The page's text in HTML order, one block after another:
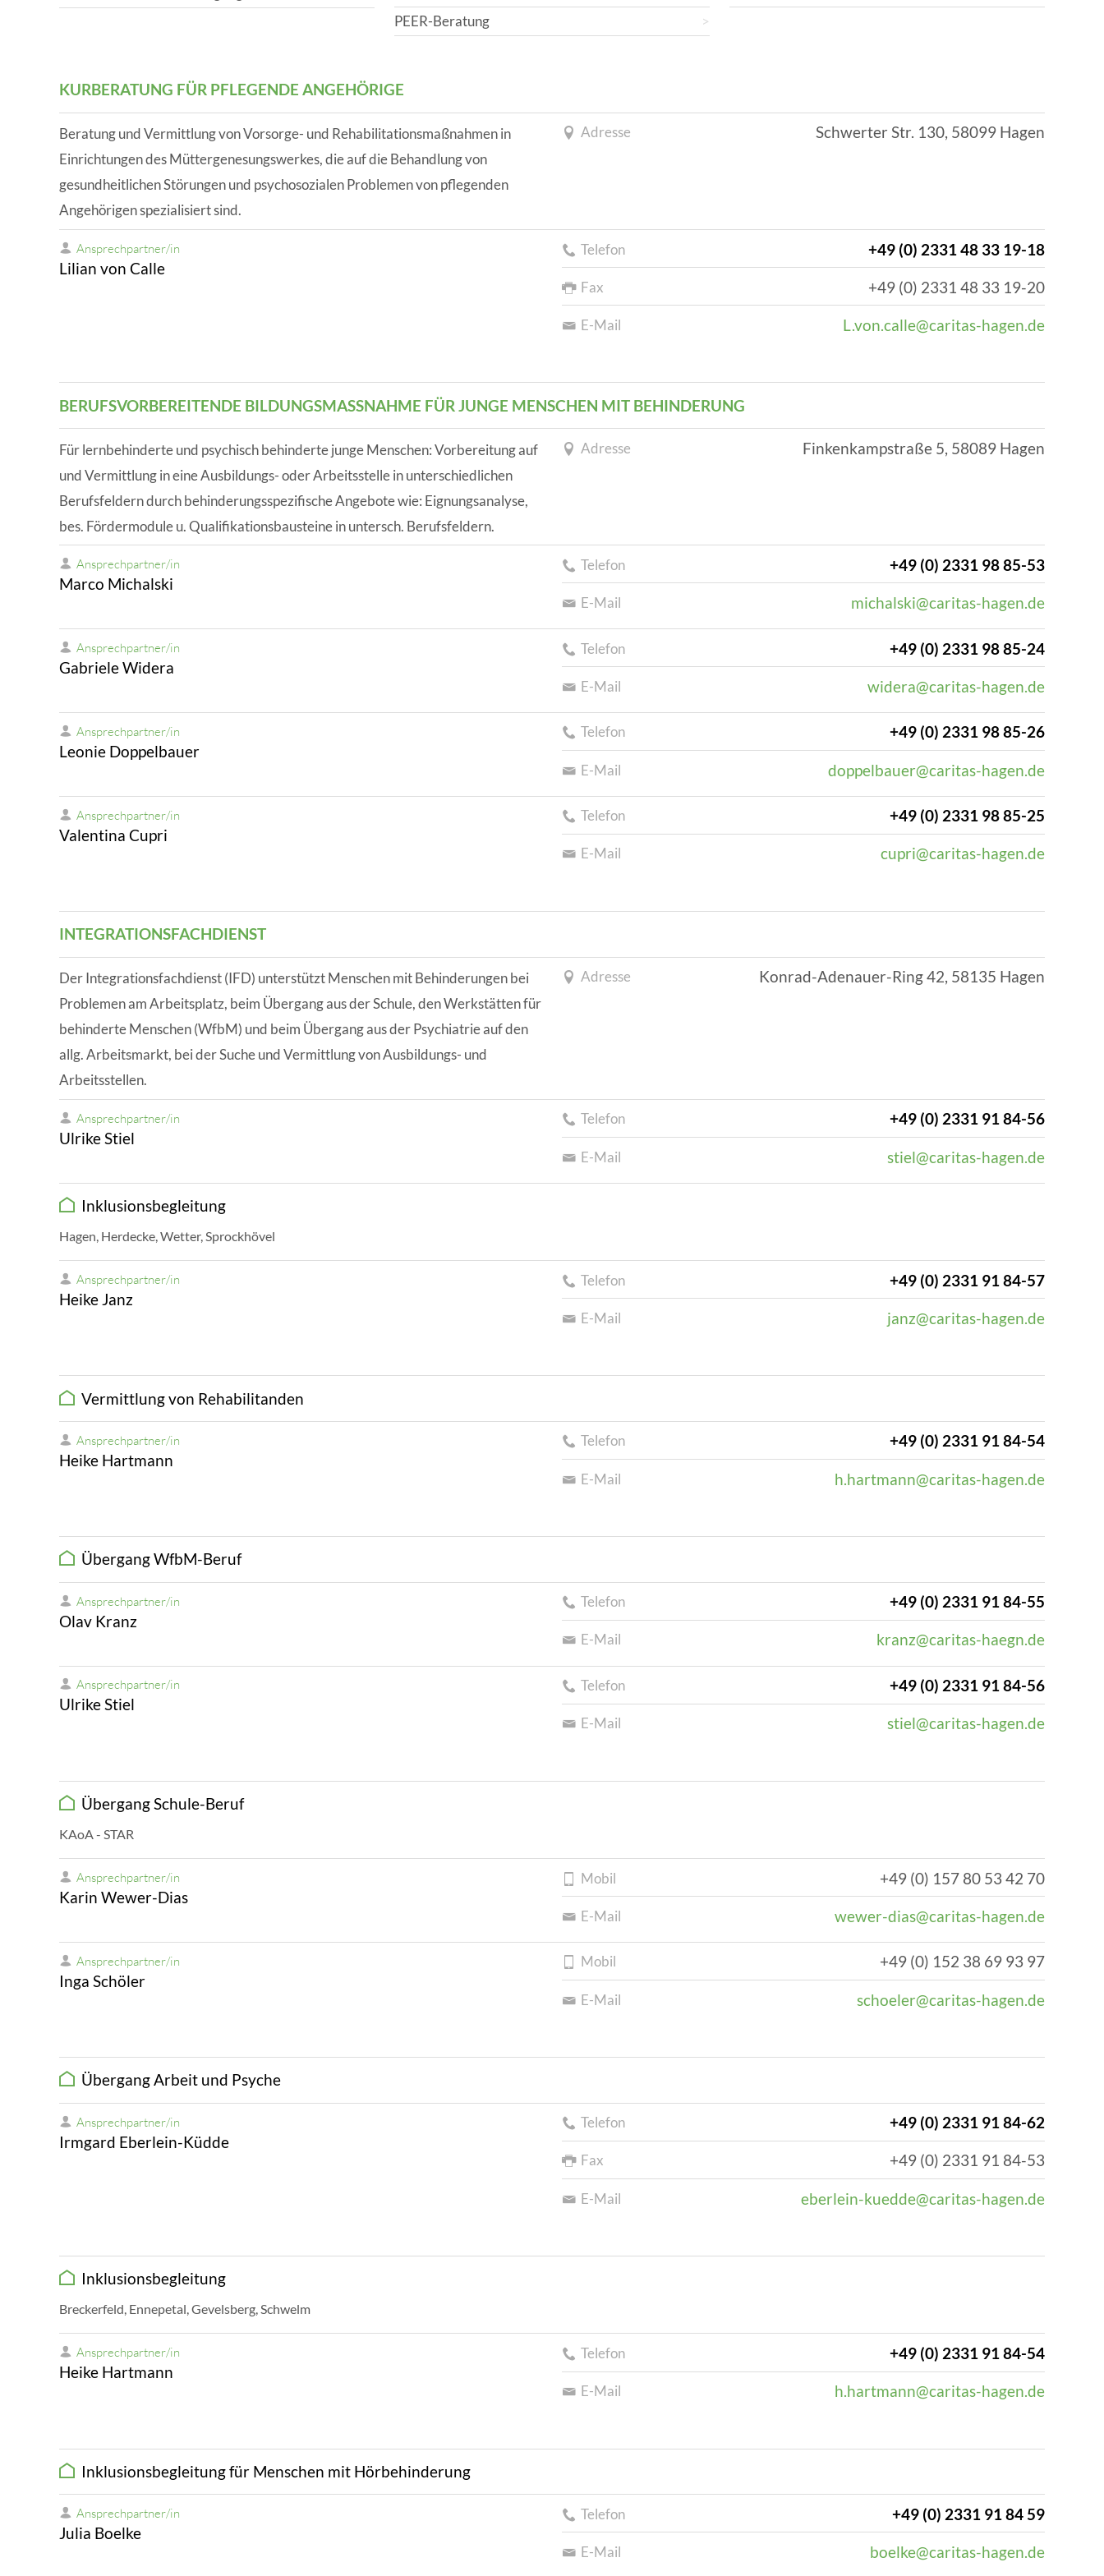
ANGESCHLOSSENE UNTERNEHMEN | FACHVERBÄNDE
PEER-Beratung
KURBERATUNG FÜR PFLEGENDE ANGEHÖRIGE
Beratung und Vermittlung von Vorsorge- und Rehabilitationsmaßnahmen in
Einrichtungen des Müttergenesungswerkes, die auf die Behandlung von
gesundheitlichen Störungen und psychosozialen Problemen von pflegenden
Angehörigen spezialisiert sind.
Adresse Schwerter Str. 130, 58099 Hagen
Ansprechpartner/in
Lilian von Calle
Telefon +49 (0) 2331 48 33 19-18
Fax +49 (0) 2331 48 33 19-20
E-Mail L.von.calle@caritas-hagen.de
BERUFSVORBEREITENDE BILDUNGSMASSNAHME FÜR JUNGE MENSCHEN MIT BEHINDERUNG
Für lernbehinderte und psychisch behinderte junge Menschen: Vorbereitung auf
und Vermittlung in eine Ausbildungs- oder Arbeitsstelle in unterschiedlichen
Berufsfeldern durch behinderungsspezifische Angebote wie: Eignungsanalyse,
bes. Fördermodule u. Qualifikationsbausteine in untersch. Berufsfeldern.
Adresse Finkenkampstraße 5, 58089 Hagen
Ansprechpartner/in
Marco Michalski
Telefon +49 (0) 2331 98 85-53
E-Mail michalski@caritas-hagen.de
Ansprechpartner/in
Gabriele Widera
Telefon +49 (0) 2331 98 85-24
E-Mail widera@caritas-hagen.de
Ansprechpartner/in
Leonie Doppelbauer
Telefon +49 (0) 2331 98 85-26
E-Mail doppelbauer@caritas-hagen.de
Ansprechpartner/in
Valentina Cupri
Telefon +49 (0) 2331 98 85-25
E-Mail cupri@caritas-hagen.de
INTEGRATIONSFACHDIENST
Der Integrationsfachdienst (IFD) unterstützt Menschen mit Behinderungen bei
Problemen am Arbeitsplatz, beim Übergang aus der Schule, den Werkstätten für
behinderte Menschen (WfbM) und beim Übergang aus der Psychiatrie auf den
allg. Arbeitsmarkt, bei der Suche und Vermittlung von Ausbildungs- und
Arbeitsstellen.
Adresse Konrad-Adenauer-Ring 42, 58135 Hagen
Ansprechpartner/in
Ulrike Stiel
Telefon +49 (0) 2331 91 84-56
E-Mail stiel@caritas-hagen.de
Inklusionsbegleitung
Hagen, Herdecke, Wetter, Sprockhövel
Ansprechpartner/in
Heike Janz
Telefon +49 (0) 2331 91 84-57
E-Mail janz@caritas-hagen.de
Vermittlung von Rehabilitanden
Ansprechpartner/in
Heike Hartmann
Telefon +49 (0) 2331 91 84-54
E-Mail h.hartmann@caritas-hagen.de
Übergang WfbM-Beruf
Ansprechpartner/in
Olav Kranz
Telefon +49 (0) 2331 91 84-55
E-Mail kranz@caritas-haegn.de
Ansprechpartner/in
Ulrike Stiel
Telefon +49 (0) 2331 91 84-56
E-Mail stiel@caritas-hagen.de
Übergang Schule-Beruf
KAoA - STAR
Ansprechpartner/in
Karin Wewer-Dias
Mobil +49 (0) 157 80 53 42 70
E-Mail wewer-dias@caritas-hagen.de
Ansprechpartner/in
Inga Schöler
Mobil +49 (0) 152 38 69 93 97
E-Mail schoeler@caritas-hagen.de
Übergang Arbeit und Psyche
Ansprechpartner/in
Irmgard Eberlein-Küdde
Telefon +49 (0) 2331 91 84-62
Fax +49 (0) 2331 91 84-53
E-Mail eberlein-kuedde@caritas-hagen.de
Inklusionsbegleitung
Breckerfeld, Ennepetal, Gevelsberg, Schwelm
Ansprechpartner/in
Heike Hartmann
Telefon +49 (0) 2331 91 84-54
E-Mail h.hartmann@caritas-hagen.de
Inklusionsbegleitung für Menschen mit Hörbehinderung
Ansprechpartner/in
Julia Boelke
Telefon +49 (0) 2331 91 84 59
E-Mail boelke@caritas-hagen.de